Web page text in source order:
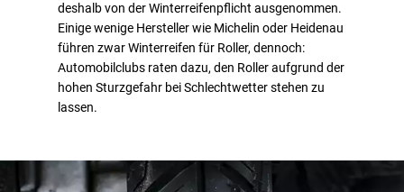
deshalb von der Winterreifenpflicht ausgenommen.
Einige wenige Hersteller wie Michelin oder Heidenau
führen zwar Winterreifen für Roller, dennoch:
Automobilclubs raten dazu, den Roller aufgrund der
hohen Sturzgefahr bei Schlechtwetter stehen zu
lassen.